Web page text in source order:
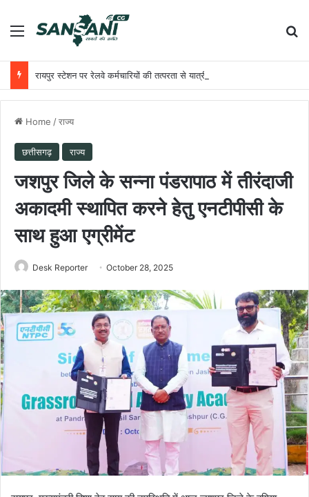
Menu
Home /राज्य
छत्तीसगढ़ राज्य
जशपुर जिले के सन्ना पंडरापाठ में तीरंदाजी
अकादमी स्थापित करने हेतु एनटीपीसी के
साथ हुआ एग्रीमेंट
Desk Reporter October 28, 2025